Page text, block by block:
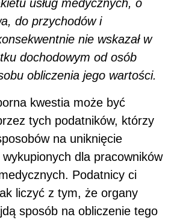
usług medycznych, o
do przychodów i
nie wskazał w
dochodowym od osób
obliczenia jego wartości.
kwestia może być
tych podatników, którzy
na uniknięcie
dla pracowników
Podatnicy ci
liczyć z tym, że organy
sposób na obliczenie tego